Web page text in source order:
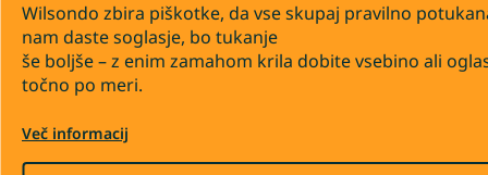
Wilsondo zbira piškotke, da vse skupaj pravilno
nam daste soglasje, bo tukanje
še boljše – z enim zamahom krila dobite vsebino ali
točno po meri.
Več informacij